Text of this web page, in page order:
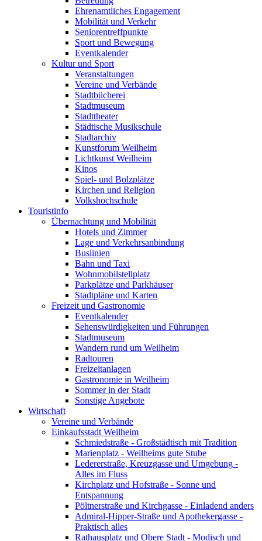
Ehrenamtliches Engagement
Mobilität und Verkehr
Seniorentreffpunkte
Sport und Bewegung
Eventkalender
Kultur und Sport
Veranstaltungen
Vereine und Verbände
Stadtbücherei
Stadtmuseum
Stadttheater
Städtische Musikschule
Stadtarchiv
Kunstforum Weilheim
Lichtkunst Weilheim
Kinos
Spiel- und Bolzplätze
Kirchen und Religion
Volkshochschule
Touristinfo
Übernachtung und Mobilität
Hotels und Zimmer
Lage und Verkehrsanbindung
Buslinien
Bahn und Taxi
Wohnmobilstellplatz
Parkplätze und Parkhäuser
Stadtpläne und Karten
Freizeit und Gastronomie
Eventkalender
Sehenswürdigkeiten und Führungen
Stadtmuseum
Wandern rund um Weilheim
Radtouren
Freizeitanlagen
Gastronomie in Weilheim
Sommer in der Stadt
Sonstige Angebote
Wirtschaft
Vereine und Verbände
Einkaufsstadt Weilheim
Schmiedstraße - Großstädtisch mit Tradition
Marienplatz - Weilheims gute Stube
Ledererstraße, Kreuzgasse und Umgebung -
Alles im Fluss
Kirchplatz und Hofstraße - Sonne und
Entspannung
Pöltnerstraße und Kirchgasse - Einladend anders
Admiral-Hipper-Straße und Apothekergasse -
Praktisch alles
Rathausplatz und Obere Stadt - Modisch und